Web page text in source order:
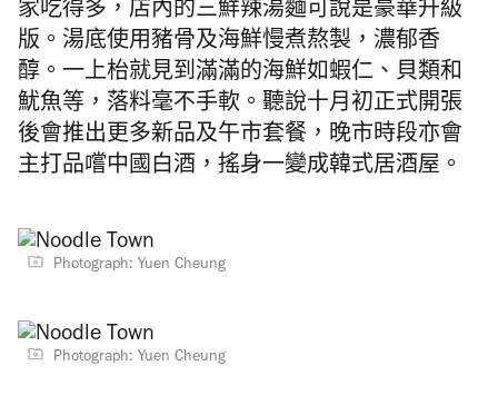
家吃得多，店內的三鮮辣湯麵可說是豪華升級
版。湯底使用豬骨及海鮮慢煮熬製，濃郁香
醇。一上枱就見到滿滿的海鮮如蝦仁、貝類和
魷魚等，落料毫不手軟。 聽說十月初正式開張
後會推出更多新品及午市套餐，晚市時段亦會
主打品嚐中國白酒，搖身一變成韓式居酒屋。
Photograph: Yuen Cheung
Photograph: Yuen Cheung